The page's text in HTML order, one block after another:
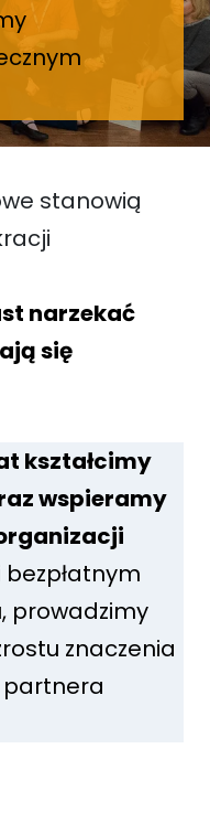
stanowią
narzekać
się
kształcimy
wspieramy
bezpłatnym
prowadzimy
znaczenia
partnera